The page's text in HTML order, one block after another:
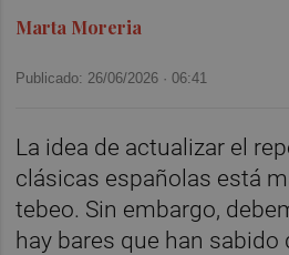
Marta Moreria
Publicado: 26/06/2026 ·06:41
La idea de actualizar el
clásicas españolas está
tebeo. Sin embargo,
hay bares que han